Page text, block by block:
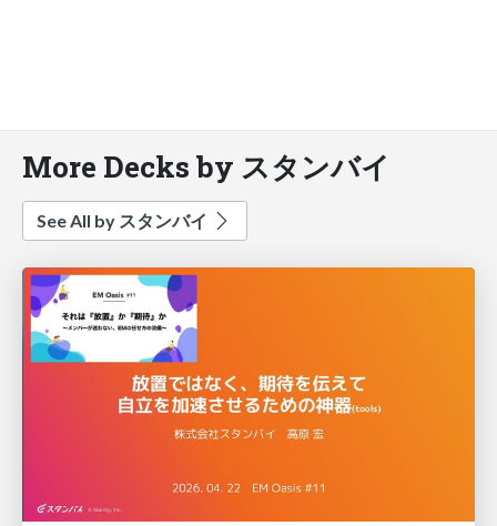
More Decks by スタンバイ
See All by スタンバイ